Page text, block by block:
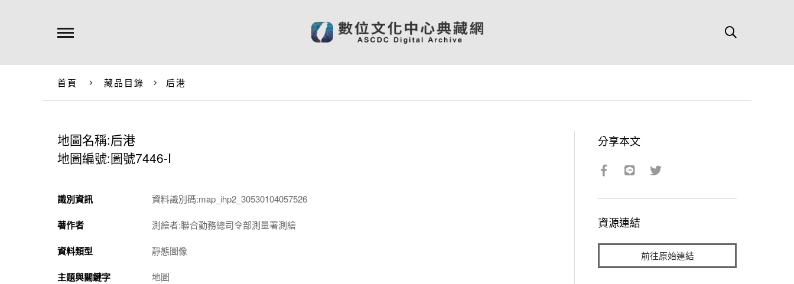
首頁 藏品目錄 后港
地圖名稱:后港
地圖編號:圖號7446-I
識別資訊 資料識別碼:map_ihp2_30530104057526
著作者 測繪者:聯合勤務總司令部測量署測繪
資料類型 靜態圖像
主題與關鍵字 地圖
分享本文
資源連結
前往原始連結